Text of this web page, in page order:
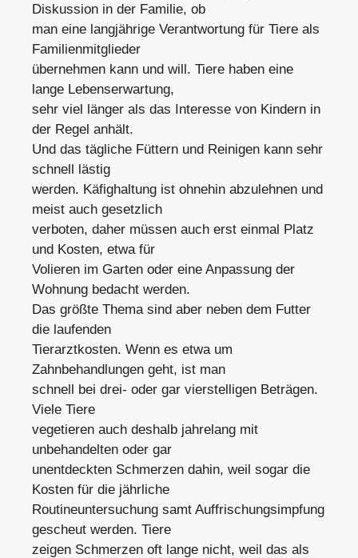
Diskussion in der Familie, ob
man eine langjährige Verantwortung für Tiere als
Familienmitglieder
übernehmen kann und will. Tiere haben eine
lange Lebenserwartung,
sehr viel länger als das Interesse von Kindern in
der Regel anhält.
Und das tägliche Füttern und Reinigen kann sehr
schnell lästig
werden. Käfighaltung ist ohnehin abzulehnen und
meist auch gesetzlich
verboten, daher müssen auch erst einmal Platz
und Kosten, etwa für
Volieren im Garten oder eine Anpassung der
Wohnung bedacht werden.
Das größte Thema sind aber neben dem Futter
die laufenden
Tierarztkosten. Wenn es etwa um
Zahnbehandlungen geht, ist man
schnell bei drei- oder gar vierstelligen Beträgen.
Viele Tiere
vegetieren auch deshalb jahrelang mit
unbehandelten oder gar
unentdeckten Schmerzen dahin, weil sogar die
Kosten für die jährliche
Routineuntersuchung samt Auffrischungsimpfung
gescheut werden. Tiere
zeigen Schmerzen oft lange nicht, weil das als